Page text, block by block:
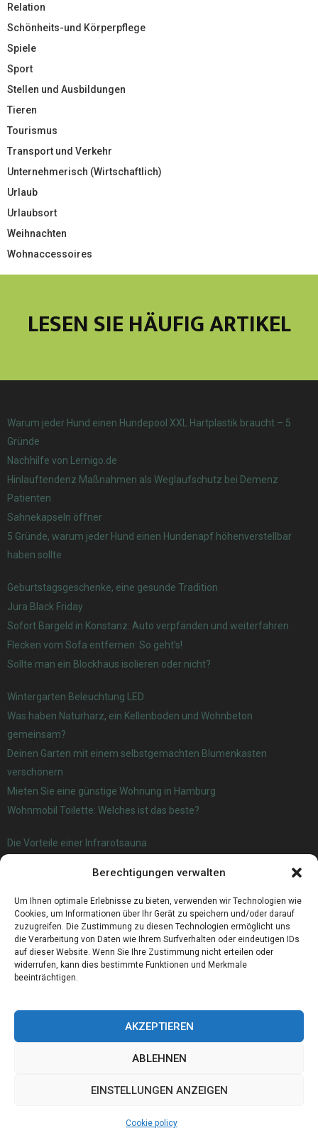
Berechtigungen verwalten
Um Ihnen optimale Erlebnisse zu bieten, verwenden wir Technologien wie
Cookies, um Informationen über Ihr Gerät zu speichern und/oder darauf
zuzugreifen. Die Zustimmung zu diesen Technologien ermöglicht uns
die Verarbeitung von Daten wie Ihrem Surfverhalten oder eindeutigen IDs
auf dieser Website. Wenn Sie Ihre Zustimmung nicht erteilen oder
widerrufen, kann dies bestimmte Funktionen und Merkmale
beeinträchtigen.
AKZEPTIEREN
ABLEHNEN
EINSTELLUNGEN ANZEIGEN
Cookie policy
Relation
Schönheits-und Körperpflege
Spiele
Sport
Stellen und Ausbildungen
Tieren
Tourismus
Transport und Verkehr
Unternehmerisch (Wirtschaftlich)
Urlaub
Urlaubsort
Weihnachten
Wohnaccessoires
LESEN SIE HÄUFIG ARTIKEL
Warum jeder Hund einen Hundepool XXL Hartplastik braucht – 5
Gründe
Nachhilfe von Lernigo.de
Hinlauftendenz Maßnahmen als Weglaufschutz bei Demenz
Patienten
Sahnekapseln öffner
5 Gründe, warum jeder Hund einen Hundenapf höhenverstellbar
haben sollte
Geburtstagsgeschenke, eine gesunde Tradition
Jura Black Friday
Sofort Bargeld in Konstanz: Auto verpfänden und weiterfahren
Flecken vom Sofa entfernen: So geht’s!
Sollte man ein Blockhaus isolieren oder nicht?
Wintergarten Beleuchtung LED
Was haben Naturharz, ein Kellenboden und Wohnbeton
gemeinsam?
Deinen Garten mit einem selbstgemachten Blumenkasten
verschönern
Mieten Sie eine günstige Wohnung in Hamburg
Wohnmobil Toilette: Welches ist das beste?
Die Vorteile einer Infrarotsauna
Wanderwege Oldenburg – Eine Führung durch die Natur
Zahnärztliche Darlehen: Wie man zahnärztliche Kosten finanziert
Contact